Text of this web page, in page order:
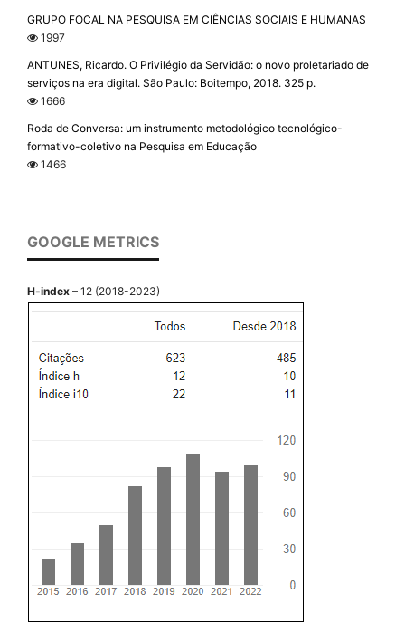
GRUPO FOCAL NA PESQUISA EM CIÊNCIAS SOCIAIS E HUMANAS
1997
ANTUNES, Ricardo. O Privilégio da Servidão: o novo proletariado de
serviços na era digital. São Paulo: Boitempo, 2018. 325 p.
1666
Roda de Conversa: um instrumento metodológico tecnológico-
formativo-coletivo na Pesquisa em Educação
1466
GOOGLE METRICS
H-index – 12 (2018-2023)